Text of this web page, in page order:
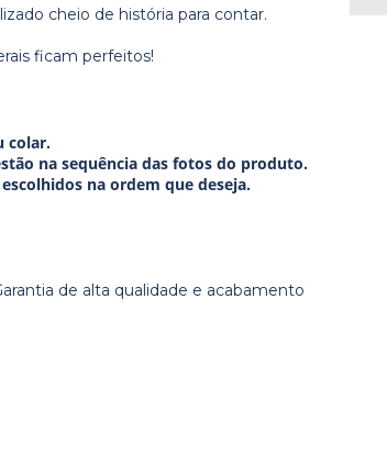
cheio de história para contar.
ficam perfeitos!
colar.
na sequência das fotos do produto.
na ordem que deseja.
de alta qualidade e acabamento